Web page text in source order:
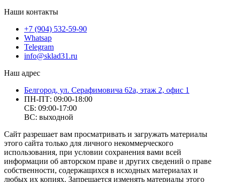
Наши контакты
+7 (904) 532-59-90
Whatsap
Telegram
info@sklad31.ru
Наш адрес
Белгород, ул. Серафимовича 62а, этаж 2, офис 1
ПН-ПТ: 09:00-18:00
СБ: 09:00-17:00
ВС: выходной
Сайт разрешает вам просматривать и загружать материалы
этого сайта только для личного некоммерческого
использования, при условии сохранения вами всей
информации об авторском праве и других сведений о праве
собственности, содержащихся в исходных материалах и
любых их копиях. Запрещается изменять материалы этого